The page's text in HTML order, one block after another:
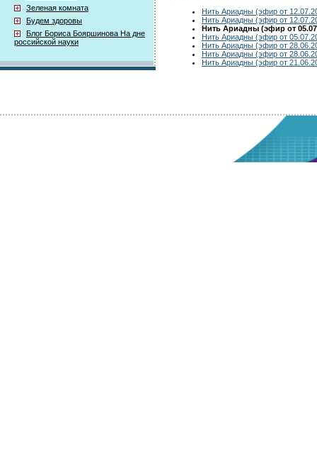
Зеленая комната
Будем здоровы
Блог Бориса Бояршинова На дне
российской науки
Нить Ариадны (эфир от
Нить Ариадны (эфир от
Нить Ариадны (эфир от
Нить Ариадны (эфир от
Нить Ариадны (эфир от
Нить Ариадны (эфир от
Нить Ариадны (эфир от